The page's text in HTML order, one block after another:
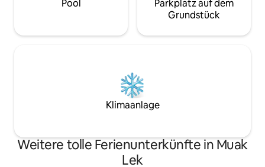
Pool
Parkplatz auf dem
Grundstück
Klimaanlage
Weitere tolle Ferienunterkünfte in Muak
Lek